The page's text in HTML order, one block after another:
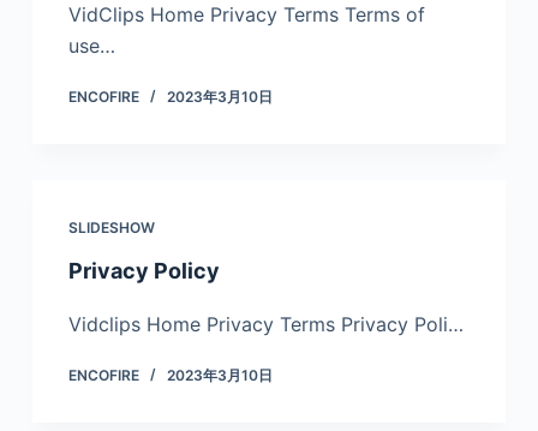
VidClips Home Privacy Terms Terms of
use…
ENCOFIRE 2023年3月10日
SLIDESHOW
Privacy Policy
Vidclips Home Privacy Terms Privacy Poli…
ENCOFIRE 2023年3月10日